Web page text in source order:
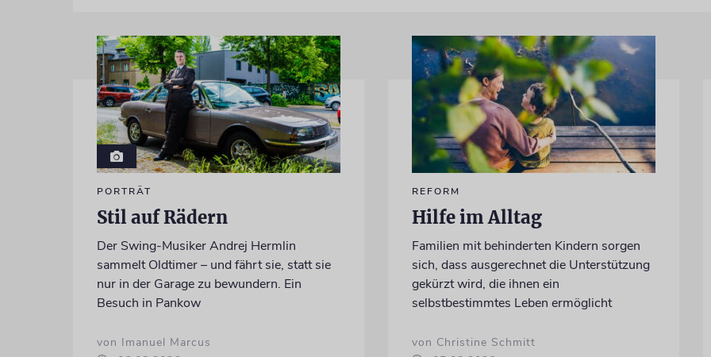
PORTRÄT
Stil auf Rädern
Der Swing-Musiker Andrej Hermlin
sammelt Oldtimer – und fährt sie, statt sie
nur in der Garage zu bewundern. Ein
Besuch in Pankow
von Imanuel Marcus
REFORM
Hilfe im Alltag
Familien mit behinderten Kindern sorgen
sich, dass ausgerechnet die Unterstützung
gekürzt wird, die ihnen ein
selbstbestimmtes Leben ermöglicht
von Christine Schmitt